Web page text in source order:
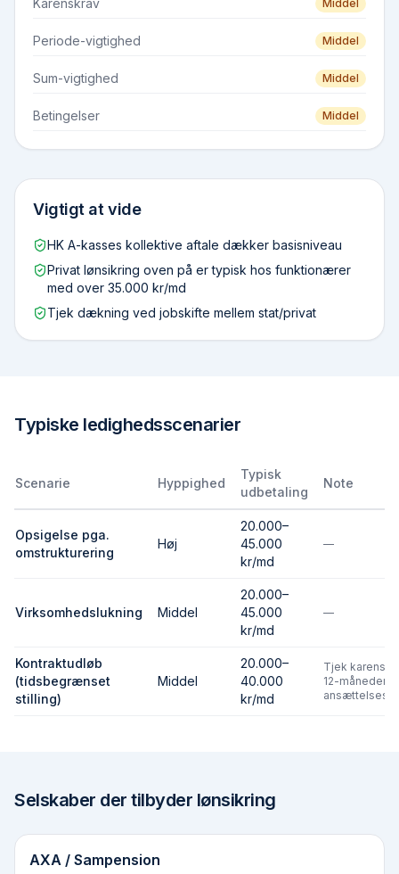
Middel
Periode-vigtighed Middel
Sum-vigtighed Middel
Betingelser Middel
Vigtigt at vide
HK A-kasses kollektive aftale dækker basisniveau
Privat lønsikring oven på er typisk hos funktionærer
med over 35.000 kr/md
Tjek dækning ved jobskifte mellem stat/privat
Typiske ledighedsscenarier
Scenarie Hyppighed
Typisk
udbetaling
Note
Opsigelse pga.
omstrukturering
Høj
20.000–
45.000
kr/md
—
Virksomhedslukning Middel
20.000–
45.000
kr/md
—
Kontraktudløb
(tidsbegrænset
stilling)
Middel
20.000–
40.000
kr/md
Tjek karens
12-måneders
Selskaber der tilbyder lønsikring
AXA / Sampension